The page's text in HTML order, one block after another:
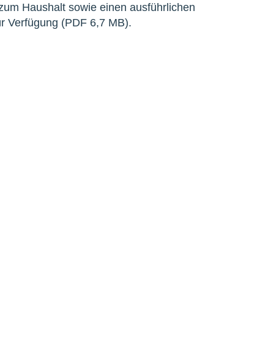
Haushalt sowie einen ausführlichen
Verfügung (PDF 6,7 MB).